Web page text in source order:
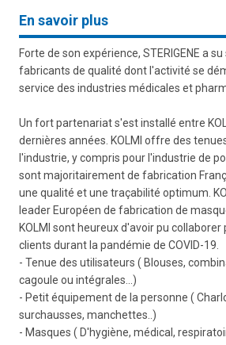
En savoir plus
Forte de son expérience, STERIGENE a
fabricants de qualité dont l'activité se
service des industries médicales et
Un fort partenariat s'est installé entre
dernières années. KOLMI offre des
l'industrie, y compris pour l'industrie de
sont majoritairement de fabrication
une qualité et une traçabilité optimum.
leader Européen de fabrication de
KOLMI sont heureux d'avoir pu
clients durant la pandémie de COVID-19.
- Tenue des utilisateurs ( Blouses,
cagoule ou intégrales...)
- Petit équipement de la personne (
surchausses, manchettes..)
- Masques ( D'hygiène, médical,